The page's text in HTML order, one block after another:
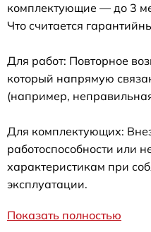
комплектующие — до 3
Что считается
Для работ: Повторное
который напрямую
(например,
Для комплектующих:
работоспособности или
характеристикам при
эксплуатации.
Показать полностью